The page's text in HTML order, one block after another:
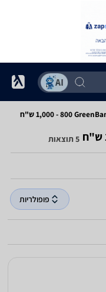
5 תוצאות
פופולריות